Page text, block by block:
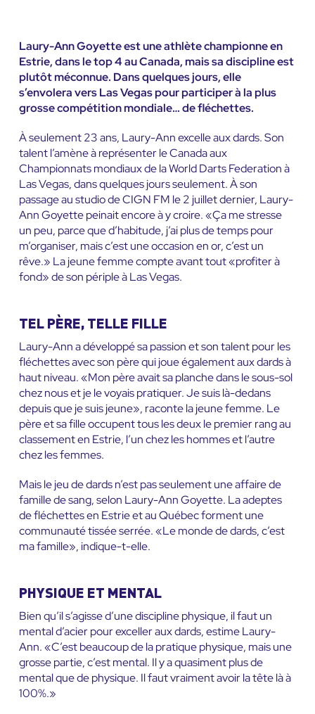
Laury-Ann Goyette est une athlète championne en
Estrie, dans le top 4 au Canada, mais sa discipline est
plutôt méconnue. Dans quelques jours, elle
s’envolera vers Las Vegas pour participer à la plus
grosse compétition mondiale… de fléchettes.
À seulement 23 ans, Laury-Ann excelle aux dards. Son
talent l’amène à représenter le Canada aux
Championnats mondiaux de la World Darts Federation à
Las Vegas, dans quelques jours seulement. À son
passage au studio de CIGN FM le 2 juillet dernier, Laury-
Ann Goyette peinait encore à y croire. «Ça me stresse
un peu, parce que d’habitude, j’ai plus de temps pour
m’organiser, mais c’est une occasion en or, c’est un
rêve.» La jeune femme compte avant tout «profiter à
fond» de son périple à Las Vegas.
TEL PÈRE, TELLE FILLE
Laury-Ann a développé sa passion et son talent pour les
fléchettes avec son père qui joue également aux dards à
haut niveau. «Mon père avait sa planche dans le sous-sol
chez nous et je le voyais pratiquer. Je suis là-dedans
depuis que je suis jeune», raconte la jeune femme. Le
père et sa fille occupent tous les deux le premier rang au
classement en Estrie, l’un chez les hommes et l’autre
chez les femmes.
Mais le jeu de dards n’est pas seulement une affaire de
famille de sang, selon Laury-Ann Goyette. La adeptes
de fléchettes en Estrie et au Québec forment une
communauté tissée serrée. «Le monde de dards, c’est
ma famille», indique-t-elle.
PHYSIQUE ET MENTAL
Bien qu’il s’agisse d’une discipline physique, il faut un
mental d’acier pour exceller aux dards, estime Laury-
Ann. «C’est beaucoup de la pratique physique, mais une
grosse partie, c’est mental. Il y a quasiment plus de
mental que de physique. Il faut vraiment avoir la tête là à
100%.»